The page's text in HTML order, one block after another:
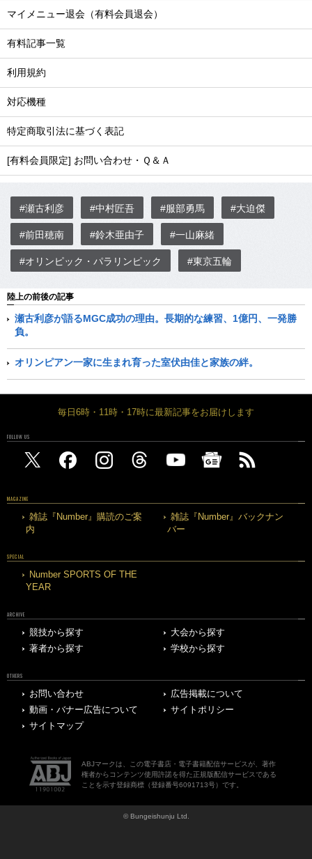
マイメニュー退会（有料会員退会）
有料記事一覧
利用規約
対応機種
特定商取引法に基づく表記
[有料会員限定] お問い合わせ・Ｑ＆Ａ
#瀬古利彦 #中村匠吾 #服部勇馬 #大迫傑
#前田穂南 #鈴木亜由子 #一山麻緒
#オリンピック・パラリンピック #東京五輪
陸上の前後の記事
瀬古利彦が語るMGC成功の理由。長期的な練習、1億円、一発勝
負。
オリンピアン一家に生まれ育った室伏由佳と家族の絆。
毎日6時・11時・17時に最新記事をお届けします
FOLLOW US
MAGAZINE
雑誌『Number』購読のご案
内
雑誌『Number』バックナン
バー
SPECIAL
Number SPORTS OF THE
YEAR
ARCHIVE
競技から探す
大会から探す
著者から探す
学校から探す
OTHERS
お問い合わせ
広告掲載について
動画・バナー広告について
サイトポリシー
サイトマップ
ABJマークは、この電子書店・電子書籍配信サービスが、著作
権者からコンテンツ使用許諾を得た正規版配信サービスである
ことを示す登録商標（登録番号6091713号）です。
© Bungeishunju Ltd.